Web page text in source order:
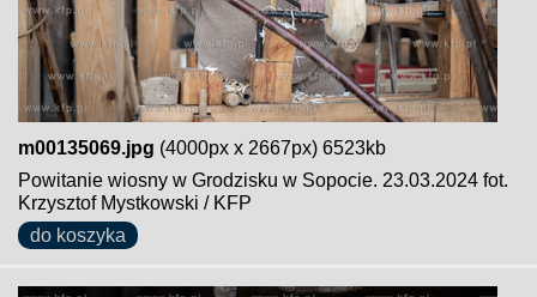
m00135069.jpg (4000px x 2667px) 6523kb
Powitanie wiosny w Grodzisku w Sopocie. 23.03.2024 fot.
Krzysztof Mystkowski / KFP
do koszyka